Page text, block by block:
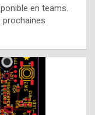
en teams.
prochaines